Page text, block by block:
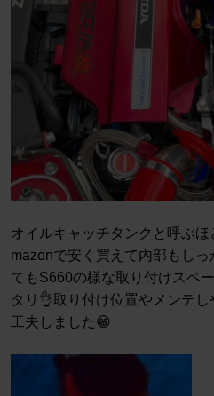
オイルキャッチタンクと呼ぶほ
mazonで安く買えて内部もし
てもS660の様な取り付けスペ
タリ👌取り付け位置やメンテ
工夫しました😁